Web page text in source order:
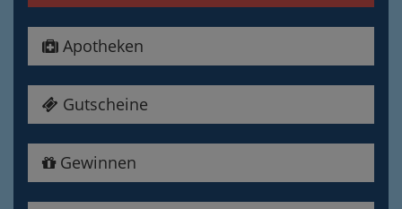
Apotheken
Gutscheine
Gewinnen